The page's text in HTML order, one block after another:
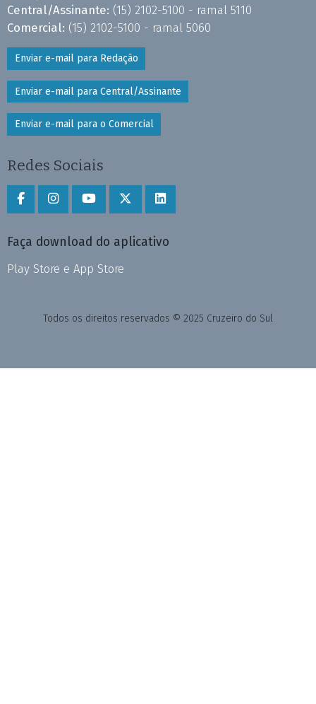
Central/Assinante: (15) 2102-5100 - ramal 5110
Comercial: (15) 2102-5100 - ramal 5060
Enviar e-mail para Redação
Enviar e-mail para Central/Assinante
Enviar e-mail para o Comercial
Redes Sociais
Faça download do aplicativo
Play Store e App Store
Todos os direitos reservados © 2025 Cruzeiro do Sul